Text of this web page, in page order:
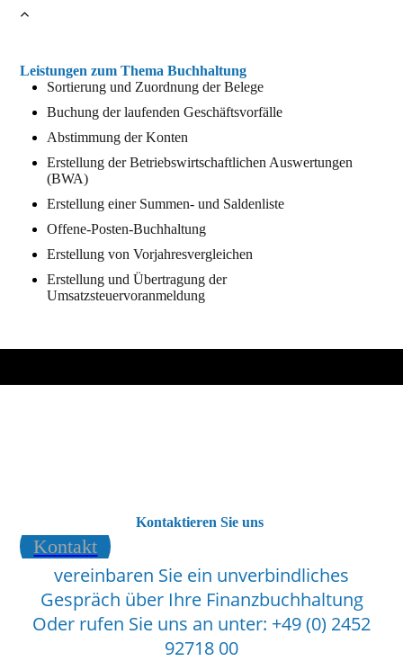
Leistungen zum Thema Buchhaltung
Sortierung und Zuordnung der Belege
Buchung der laufenden Geschäftsvorfälle
Abstimmung der Konten
Erstellung der Betriebswirtschaftlichen Auswertungen
(BWA)
Erstellung einer Summen- und Saldenliste
Offene-Posten-Buchhaltung
Erstellung von Vorjahresvergleichen
Erstellung und Übertragung der
Umsatzsteuervoranmeldung
Kontaktieren Sie uns
Kontakt
vereinbaren Sie ein unverbindliches
Gespräch über Ihre Finanzbuchhaltung
Oder rufen Sie uns an unter: +49 (0) 2452
92718 00